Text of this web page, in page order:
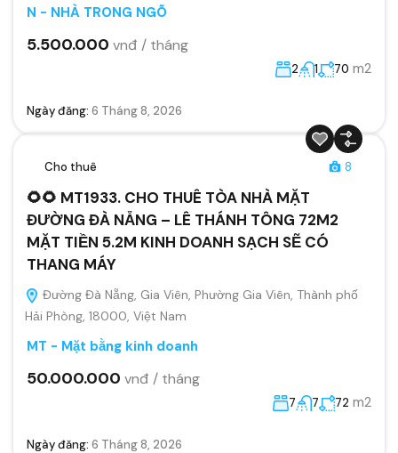
N - NHÀ TRONG NGÕ
5.500.000 vnđ / tháng
2 1 70 m2
Ngày đăng: 6 Tháng 8, 2026
Cho thuê 8
🌻🌻 MT1933. CHO THUÊ TÒA NHÀ MẶT
ĐƯỜNG ĐÀ NẴNG – LÊ THÁNH TÔNG 72M2
MẶT TIỀN 5.2M KINH DOANH SẠCH SẼ CÓ
THANG MÁY
Đường Đà Nẵng, Gia Viên, Phường Gia Viên, Thành phố
Hải Phòng, 18000, Việt Nam
MT - Mặt bằng kinh doanh
50.000.000 vnđ / tháng
7 7 72 m2
Ngày đăng: 6 Tháng 8, 2026